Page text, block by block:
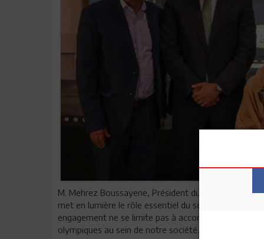
M. Mehrez Boussayene, Président du Comité
met en lumière le rôle essentiel du soutien des
engagement ne se limite pas à accompagner les
olympiques au sein de notre société. Nous sommes